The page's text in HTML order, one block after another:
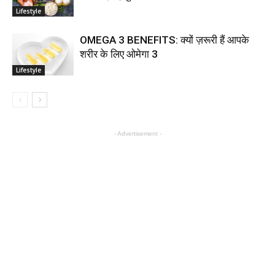
Lifestyle
Lifestyle
OMEGA 3 BENEFITS: क्यों ज़रूरी हैं आपके
शरीर के लिए ओमेगा 3
- Advertisement -